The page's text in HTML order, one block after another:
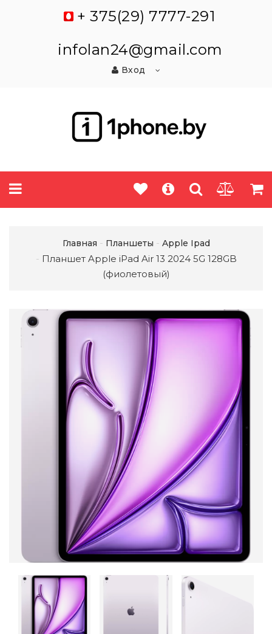
+ 375(29) 7777-291
infolan24@gmail.com
Вход
Главная Планшеты Apple Ipad
Планшет Apple iPad Air 13 2024 5G 128GB
(фиолетовый)